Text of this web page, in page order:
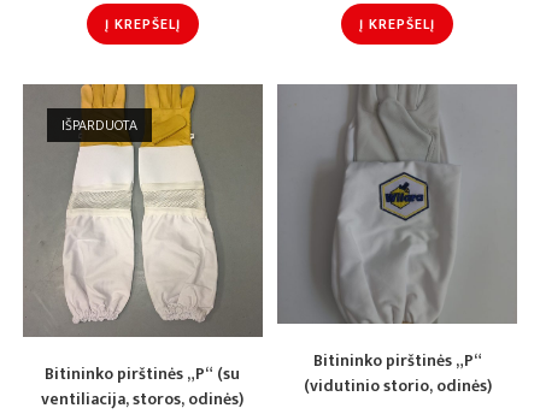
Į KREPŠELĮ Į KREPŠELĮ
IŠPARDUOTA
Bitininko pirštinės „P“ (su
ventiliacija, storos, odinės)
Bitininko pirštinės „P“
(vidutinio storio, odinės)